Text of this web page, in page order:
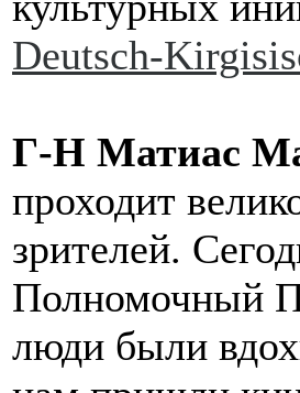
Deutsch-
Г-Н Матиас
проходит
зрителей.
Полномочный
люди были